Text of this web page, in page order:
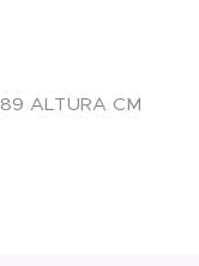
ALTURA CM